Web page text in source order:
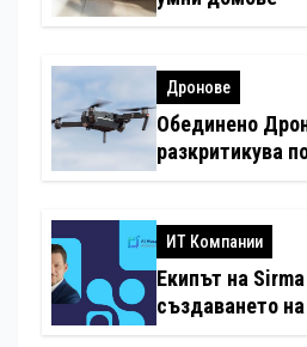
Дронове
Обединено
разкритикува
ИТ Компании
Екипът на
създаването